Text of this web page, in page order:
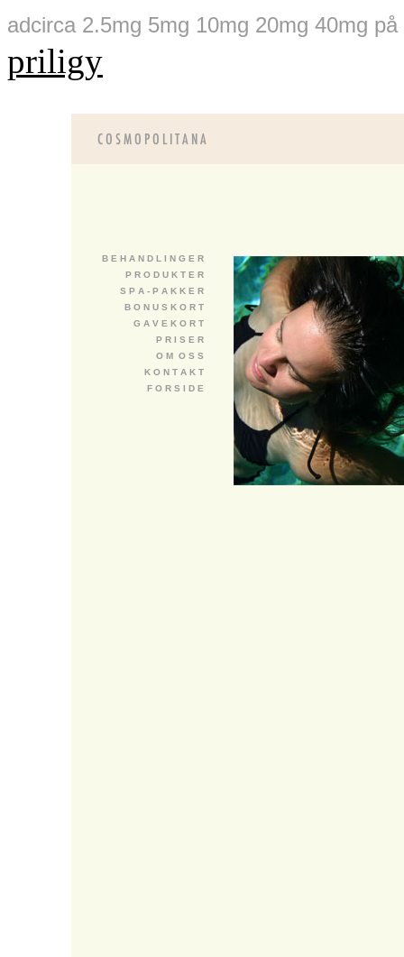
adcirca 2.5mg 5mg 10mg 20mg 40mg
priligy
B E H A N D L I N G E R
P R O D U K T E R
S P A - P A K K E R
B O N U S K O R T
G A V E K O R T
P R I S E R
O M O S S
K O N T A K T
F O R S I D E